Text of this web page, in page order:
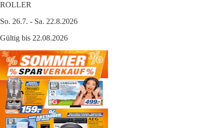
ROLLER
So. 26.7. - Sa. 22.8.2026
Gültig bis 22.08.2026